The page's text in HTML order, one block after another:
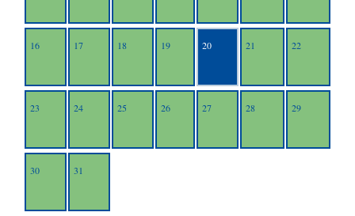
16 17 18 19 20 21 22
23 24 25 26 27 28 29
30 31